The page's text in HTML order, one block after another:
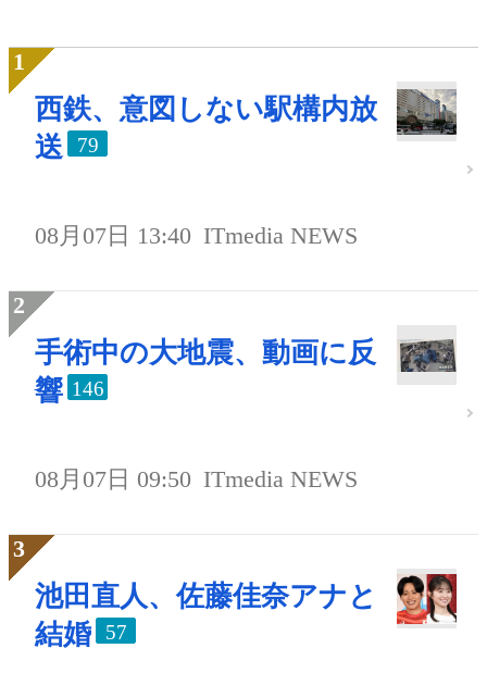
西鉄、意図しない駅構内放
送
79
08月07日 13:40 ITmedia NEWS
手術中の大地震、動画に反
響 146
08月07日 09:50 ITmedia NEWS
池田直人、佐藤佳奈アナと
結婚
57